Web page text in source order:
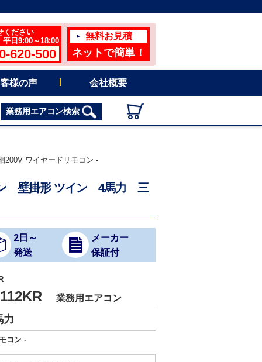
ください
日9:00～18:00
620-500
無料お見積
ネットで簡単！
様の声 会社概要
業務用エアコン検索
ワイヤードリモコン -
壁掛形 ツイン 4馬力 三
2日～
発送
メーカー
保証付
業務用エアコン
力
コン -